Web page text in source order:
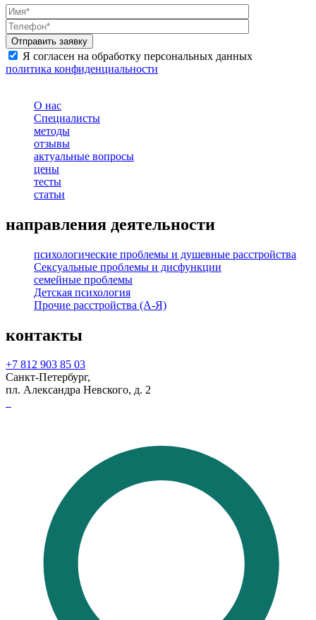
Я согласен на обработку персональных данных
политика конфиденциальности
О нас
Специалисты
методы
отзывы
актуальные вопросы
цены
тесты
статьи
направления деятельности
психологические проблемы и душевные расстройства
Сексуальные проблемы и дисфункции
семейные проблемы
Детская психология
Прочие расстройства (А-Я)
контакты
+7 812 903 85 03
Санкт-Петербург,
пл. Александра Невского, д. 2